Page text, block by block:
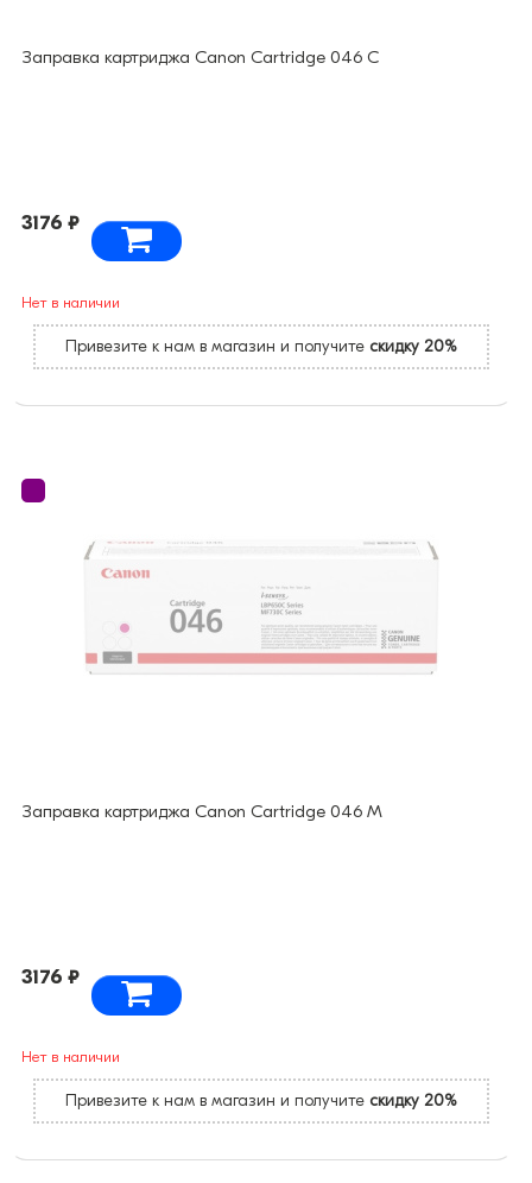
Заправка картриджа Canon Cartridge 046 C
3176 ₽
Нет в наличии
Привезите к нам в магазин и получите скидку 20%
Заправка картриджа Canon Cartridge 046 M
3176 ₽
Нет в наличии
Привезите к нам в магазин и получите скидку 20%